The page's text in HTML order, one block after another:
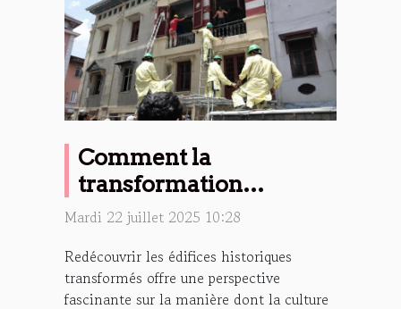
Comment la
transformation
d'édifices historiques
?
Mardi 22 juillet 2025 10:28
Redécouvrir les édifices historiques
transformés offre une perspective
fascinante sur la manière dont la culture